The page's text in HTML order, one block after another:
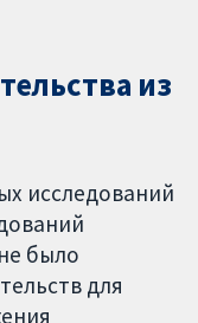
из
исследований
было
для